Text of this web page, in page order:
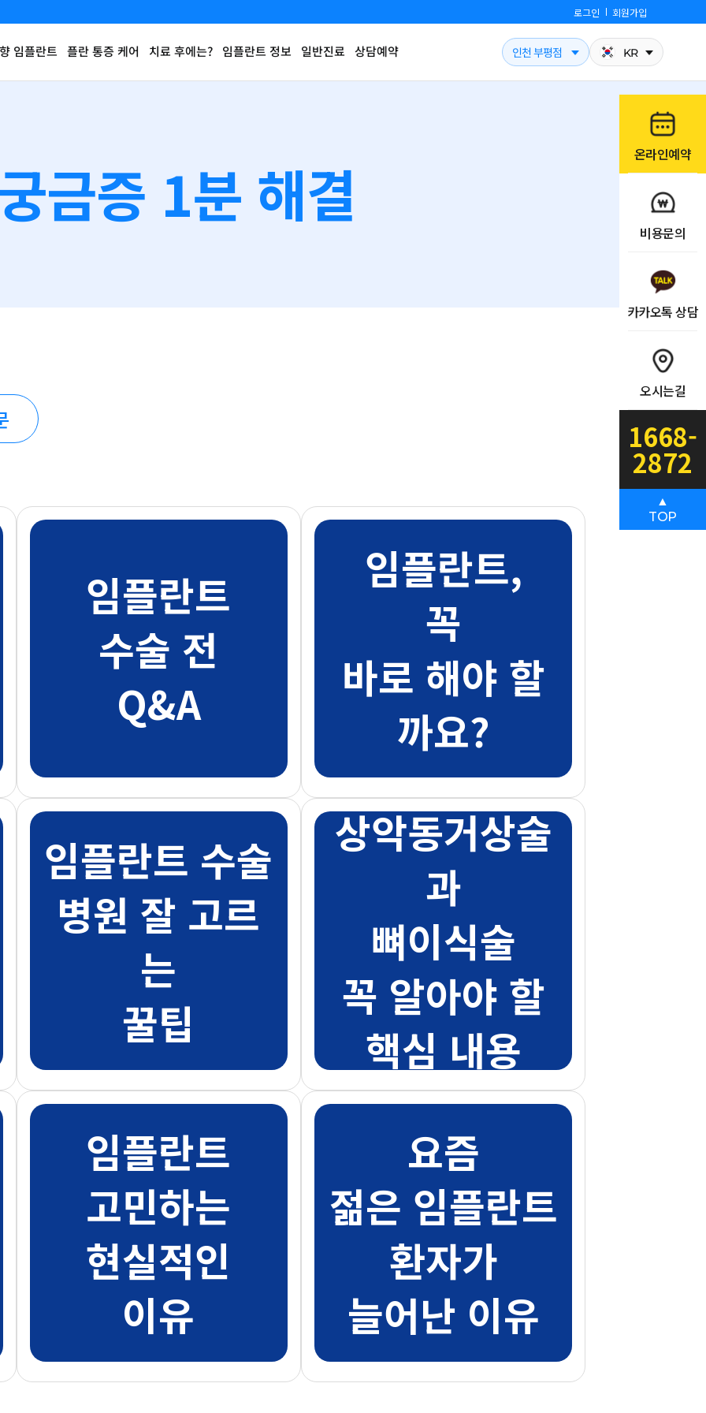
로그인 회원가입
임플란트 플란 통증 케어 치료 후에는? 임플란트 정보 일반진료 상담예약 인천 부평점 KR
금증 1분 해결
임플란트
수술 전
Q&A
임플란트,
꼭
바로 해야 할
까요?
임플란트 수술
병원 잘 고르
는
꿀팁
상악동거상술
과
뼈이식술
꼭 알아야 할
핵심 내용
임플란트
고민하는
현실적인
이유
요즘
젊은 임플란트
환자가
늘어난 이유
온라인예약
비용문의
카카오톡 상담
오시는길
1668-
2872
▲
TOP